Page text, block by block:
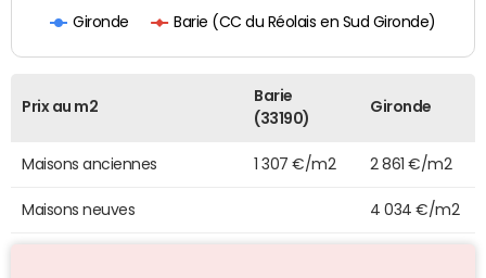
Gironde Barie (CC du Réolais en Sud Gironde)
Prix au m2
Barie
(33190)
Gironde
Maisons anciennes 1 307 €/m2 2 861 €/m2
Maisons neuves 4 034 €/m2